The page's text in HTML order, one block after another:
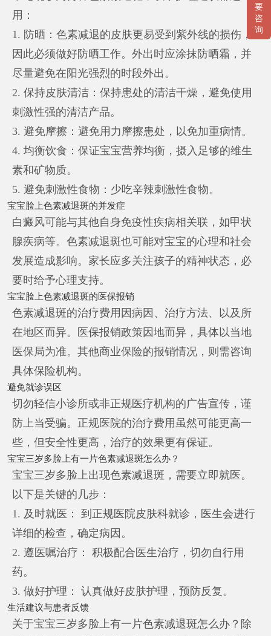
用：
1. 防晒：色素减退的皮肤更易受到紫外线的损伤，
因此必须做好防晒工作。外出时应涂抹防晒霜，并
尽量避免在阳光强烈的时段外出。
2. 保持皮肤清洁：保持患处的清洁干燥，避免使用
刺激性强的清洁产品。
3. 避免摩擦：避免用力摩擦患处，以免加重病情。
4. 均衡饮食：保证宝宝营养均衡，摄入足够的维生
素和矿物质。
5. 避免刺激性食物：少吃辛辣刺激性食物。
宝宝脸上色素减退斑的并发症
白癜风可能与其他自身免疫性疾病相关联，如甲状
腺疾病等。色素减退斑也可能对宝宝的心理和社会
发展造成影响。家长应多关注孩子的精神状态，必
要时给予心理支持。
宝宝脸上色素减退斑的医保报销
色素减退斑的治疗费用因病因、治疗方法、以及所
在地区而异。医保报销政策因地而异，具体以当地
医保局为准。其他商业保险的报销情况，则需咨询
具体保险机构。
避免就诊误区
切勿轻信小诊所或非正规医疗机构的广告宣传，谨
防上当受骗。正规医院的治疗费用虽然可能更高一
些，但安全性更高，治疗的效果更有保证。
宝宝三岁多脸上有一片色素减退斑怎么办？
宝宝三岁多脸上出现色素减退斑，需要立即就医。
以下是关键的几步：
1. 及时就医： 到正规医院皮肤科就诊，医生会进行
详细的检查，确定病因。
2. 遵医嘱治疗： 积极配合医生治疗，切勿自行用
药。
3. 做好护理： 认真做好皮肤护理，预防反复。
生活建议与患者反馈
关于宝宝三岁多脸上有一片色素减退斑怎么办？除
要
咨
询